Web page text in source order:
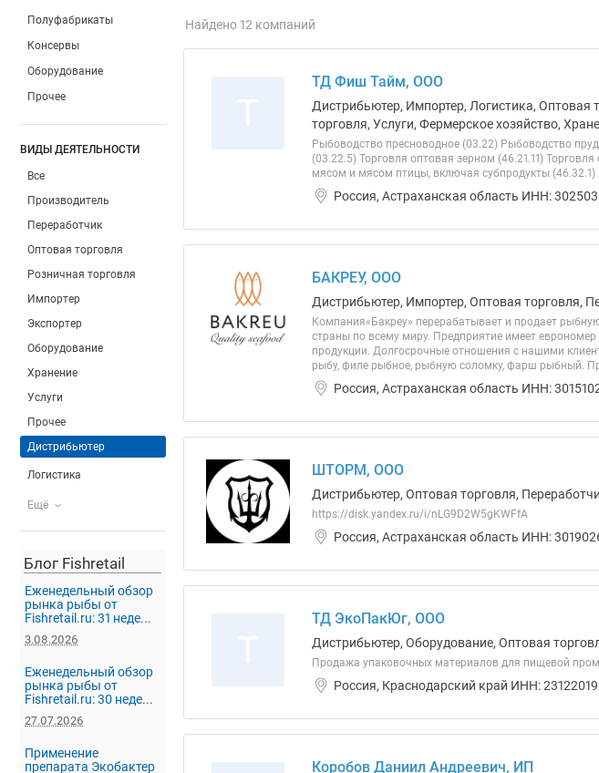
Полуфабрикаты
Консервы
Оборудование
Прочее
ВИДЫ ДЕЯТЕЛЬНОСТИ
Все
Производитель
Переработчик
Оптовая торговля
Розничная торговля
Импортер
Экспортер
Оборудование
Хранение
Услуги
Прочее
Дистрибьютер
Логистика
Ещё
Блог Fishretail
Еженедельный обзор
рынка рыбы от
Fishretail.ru: 31 неде...
3.08.2026
Еженедельный обзор
рынка рыбы от
Fishretail.ru: 30 неде...
27.07.2026
Применение
препарата Экобактер
Найдено 12 компаний
ТД Фиш Тайм, ООО
Дистрибьютер, Импортер, Логистика, Оптовая
торговля, Услуги, Фермерское хозяйство,
Рыбоводство пресноводное (03.22) Рыбоводство
(03.22.5) Торговля оптовая зерном (46.21.11)
мясом и мясом птицы, включая субпродукты (46.32.1)
Россия, Астраханская область ИНН:
БАКРЕУ, ООО
Дистрибьютер, Импортер, Оптовая торговля,
Компания«Бакреу» перерабатывает и продает
страны по всему миру. Предприятие имеет
продукции. Долгосрочные отношения с нашими
рыбу, филе рыбное, рыбную соломку, фарш рыбный.
Россия, Астраханская область ИНН:
ШТОРМ, ООО
Дистрибьютер, Оптовая торговля,
https://disk.yandex.ru/i/nLG9D2W5gKWFfA
Россия, Астраханская область ИНН:
ТД ЭкоПакЮг, ООО
Дистрибьютер, Оборудование, Оптовая
Продажа упаковочных материалов для пищевой
Россия, Краснодарский край ИНН:
Коробов Даниил Андреевич, ИП